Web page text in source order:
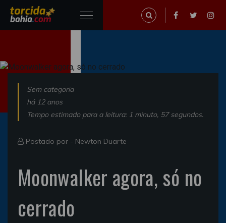
Sem categoria
há 12 anos
Tempo estimado para a leitura: 1 minuto, 57 segundos.
Postado por - Newton Duarte
Moonwalker agora, só no
cerrado